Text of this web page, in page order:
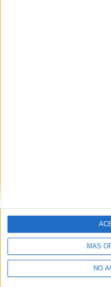
MÁS
NO
Y como regalo de
gratis una copia de nuestro
primer año de universidad